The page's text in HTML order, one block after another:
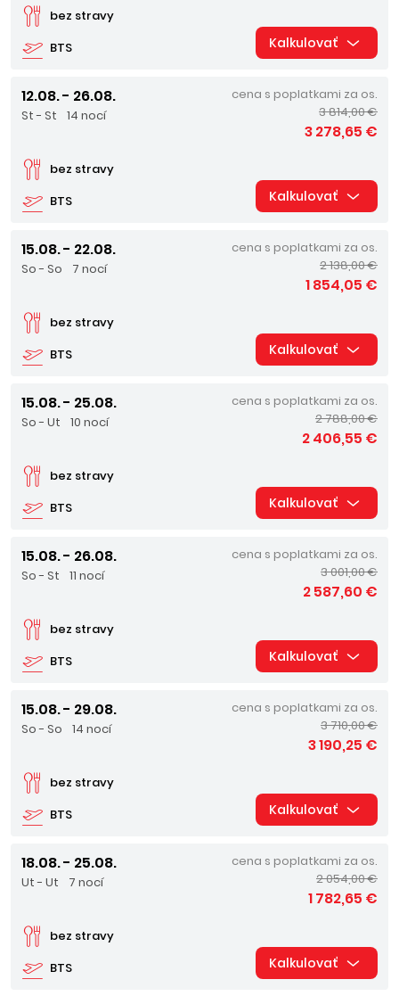
BTS
bez stravy
Kalkulovať
12.08. - 26.08.
St - St 14 nocí
BTS
bez stravy
cena s poplatkami za os.
3 814,00 €
3 278,65 €
Kalkulovať
15.08. - 22.08.
So - So 7 nocí
BTS
bez stravy
cena s poplatkami za os.
2 138,00 €
1 854,05 €
Kalkulovať
15.08. - 25.08.
So - Ut 10 nocí
BTS
bez stravy
cena s poplatkami za os.
2 788,00 €
2 406,55 €
Kalkulovať
15.08. - 26.08.
So - St 11 nocí
BTS
bez stravy
cena s poplatkami za os.
3 001,00 €
2 587,60 €
Kalkulovať
15.08. - 29.08.
So - So 14 nocí
BTS
bez stravy
cena s poplatkami za os.
3 710,00 €
3 190,25 €
Kalkulovať
18.08. - 25.08.
Ut - Ut 7 nocí
BTS
bez stravy
cena s poplatkami za os.
2 054,00 €
1 782,65 €
Kalkulovať